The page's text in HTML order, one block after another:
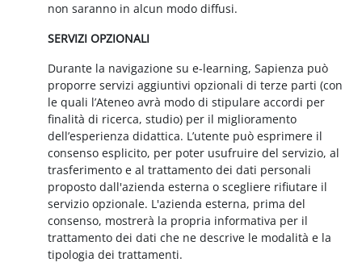
non saranno in alcun modo diffusi.
SERVIZI OPZIONALI
Durante la navigazione su e-learning, Sapienza può
proporre servizi aggiuntivi opzionali di terze parti (con
le quali l’Ateneo avrà modo di stipulare accordi per
finalità di ricerca, studio) per il miglioramento
dell’esperienza didattica. L’utente può esprimere il
consenso esplicito, per poter usufruire del servizio, al
trasferimento e al trattamento dei dati personali
proposto dall'azienda esterna o scegliere rifiutare il
servizio opzionale. L'azienda esterna, prima del
consenso, mostrerà la propria informativa per il
trattamento dei dati che ne descrive le modalità e la
tipologia dei trattamenti.